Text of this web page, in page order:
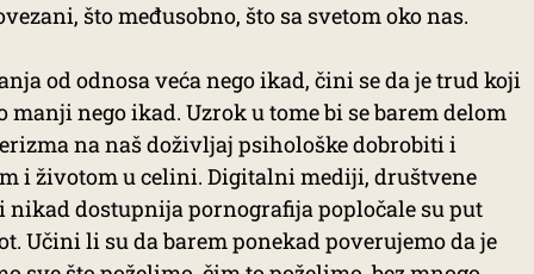
što međusobno, što sa svetom oko nas.
od odnosa veća nego ikad, čini se da je trud koji
manji nego ikad. Uzrok u tome bi se barem delom
na naš doživljaj psihološke dobrobiti i
i životom u celini. Digitalni mediji, društvene
nikad dostupnija pornografija popločale su put
Učini li su da barem ponekad poverujemo da je